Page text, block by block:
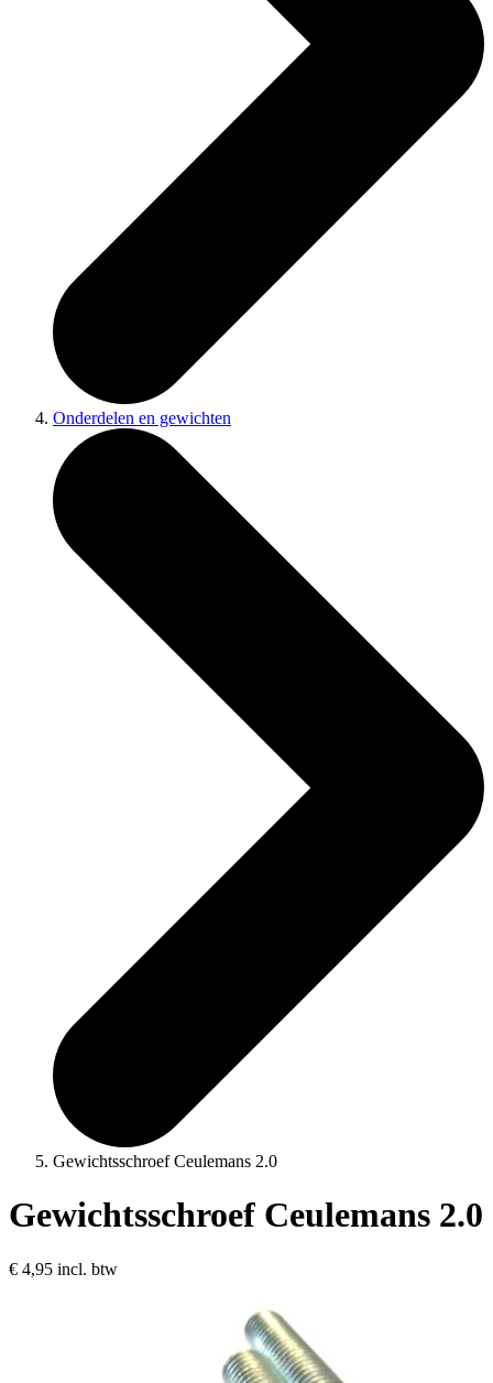
Onderdelen en gewichten
Gewichtsschroef Ceulemans 2.0
Gewichtsschroef Ceulemans 2.0
€ 4,95 incl. btw